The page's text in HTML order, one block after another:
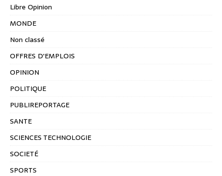
Libre Opinion
MONDE
Non classé
OFFRES D'EMPLOIS
OPINION
POLITIQUE
PUBLIREPORTAGE
SANTE
SCIENCES TECHNOLOGIE
SOCIETÉ
SPORTS